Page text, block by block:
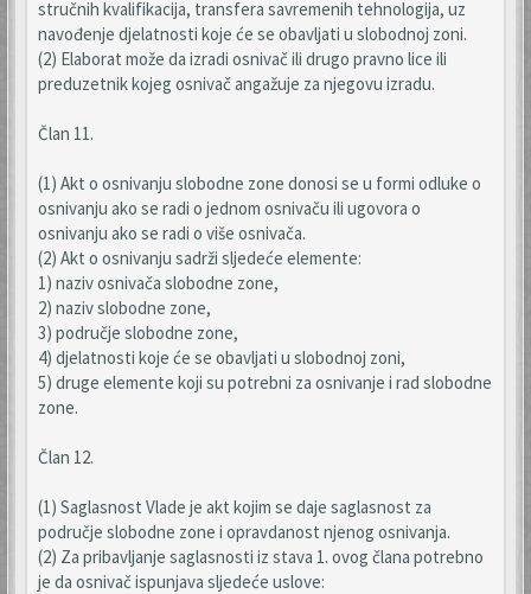
stručnih kvalifikacija, transfera savremenih tehnologija, uz
navođenje djelatnosti koje će se obavljati u slobodnoj zoni.
(2) Elaborat može da izradi osnivač ili drugo pravno lice ili
preduzetnik kojeg osnivač angažuje za njegovu izradu.
Član 11.
(1) Akt o osnivanju slobodne zone donosi se u formi odluke o
osnivanju ako se radi o jednom osnivaču ili ugovora o
osnivanju ako se radi o više osnivača.
(2) Akt o osnivanju sadrži sljedeće elemente:
1) naziv osnivača slobodne zone,
2) naziv slobodne zone,
3) područje slobodne zone,
4) djelatnosti koje će se obavljati u slobodnoj zoni,
5) druge elemente koji su potrebni za osnivanje i rad slobodne
zone.
Član 12.
(1) Saglasnost Vlade je akt kojim se daje saglasnost za
područje slobodne zone i opravdanost njenog osnivanja.
(2) Za pribavljanje saglasnosti iz stava 1. ovog člana potrebno
je da osnivač ispunjava sljedeće uslove: